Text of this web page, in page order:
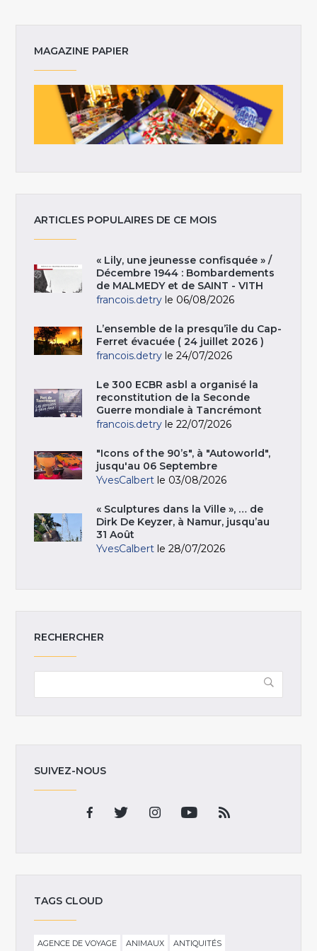
MAGAZINE PAPIER
ARTICLES POPULAIRES DE CE MOIS
« Lily, une jeunesse confisquée » /
Décembre 1944 : Bombardements
de MALMEDY et de SAINT - VITH
francois.detry le 06/08/2026
L’ensemble de la presqu’île du Cap-
Ferret évacuée ( 24 juillet 2026 )
francois.detry le 24/07/2026
Le 300 ECBR asbl a organisé la
reconstitution de la Seconde
Guerre mondiale à Tancrémont
francois.detry le 22/07/2026
"Icons of the 90’s", à "Autoworld",
jusqu'au 06 Septembre
YvesCalbert le 03/08/2026
« Sculptures dans la Ville », … de
Dirk De Keyzer, à Namur, jusqu’au
31 Août
YvesCalbert le 28/07/2026
RECHERCHER
SUIVEZ-NOUS
TAGS CLOUD
AGENCE DE VOYAGE ANIMAUX
ANTIQUITÉS